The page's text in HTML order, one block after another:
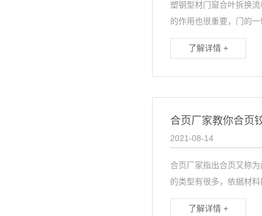
塑钢型材门窗合叶拆换
的作用也很重要，门的
了解详情 +
合页厂家教你合页
2021-08-14
合页厂家指出合页又称
的类型有很多，依据材
了解详情 +